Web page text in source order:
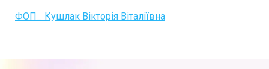
ФОП_ Кушлак Вікторія Віталіївна